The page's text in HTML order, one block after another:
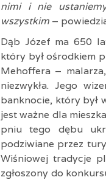
nimi i nie
wszystkim –
Dąb Józef ma 650
który był ośrodkiem
Mehoffera –
niezwykła. Jego
banknocie, który był
jest ważne dla
pniu tego dębu
podziwiane przez
Wiśniowej tradycje
zgłoszony do